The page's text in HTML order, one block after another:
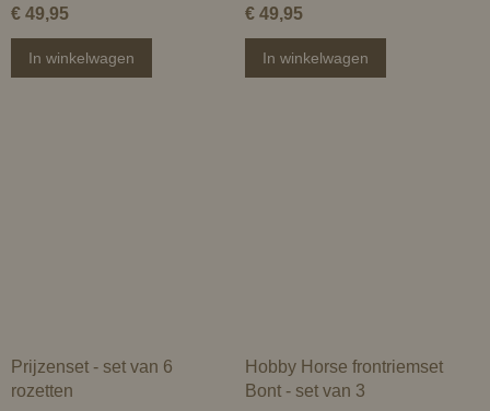
€ 49,95
In winkelwagen
€ 49,95
In winkelwagen
Prijzenset - set van 6
rozetten
Hobby Horse frontriemset
Bont - set van 3